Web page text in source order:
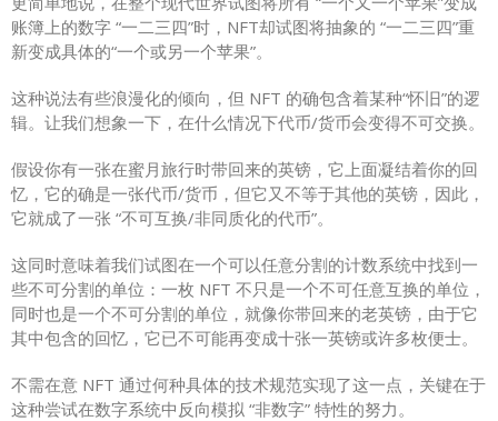
账簿上的数字 “一二三四”时，NFT却试图将抽象的 “一二三四”重
新变成具体的“一个或另一个苹果”。
这种说法有些浪漫化的倾向，但 NFT 的确包含着某种“怀旧”的逻
辑。让我们想象一下，在什么情况下代币/货币会变得不可交换。
假设你有一张在蜜月旅行时带回来的英镑，它上面凝结着你的回
忆，它的确是一张代币/货币，但它又不等于其他的英镑，因此，
它就成了一张 “不可互换/非同质化的代币”。
这同时意味着我们试图在一个可以任意分割的计数系统中找到一
些不可分割的单位：一枚 NFT 不只是一个不可任意互换的单位，
同时也是一个不可分割的单位，就像你带回来的老英镑，由于它
其中包含的回忆，它已不可能再变成十张一英镑或许多枚便士。
不需在意 NFT 通过何种具体的技术规范实现了这一点，关键在于
这种尝试在数字系统中反向模拟 “非数字” 特性的努力。